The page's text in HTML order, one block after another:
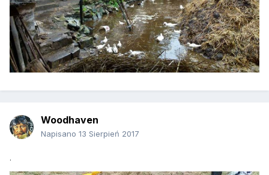
Woodhaven
Napisano 13 Sierpień 2017
.